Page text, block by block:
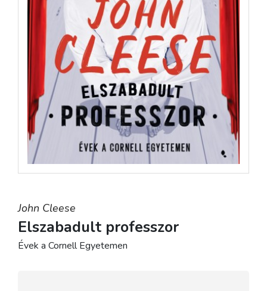
John Cleese
Elszabadult professzor
Évek a Cornell Egyetemen